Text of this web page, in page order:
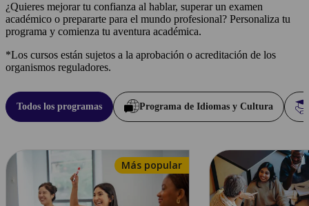
¿Quieres mejorar tu confianza al hablar, superar un examen
académico o prepararte para el mundo profesional? Personaliza tu
programa y comienza tu aventura académica.
*Los cursos están sujetos a la aprobación o acreditación de los
organismos reguladores.
Todos los programas Programa de Idiomas y Cultura
Más popular